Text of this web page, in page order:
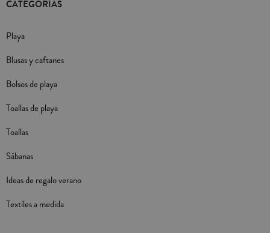
CATEGORÍAS
Playa
Blusas y caftanes
Bolsos de playa
Toallas de playa
Toallas
Sábanas
Ideas de regalo verano
Textiles a medida